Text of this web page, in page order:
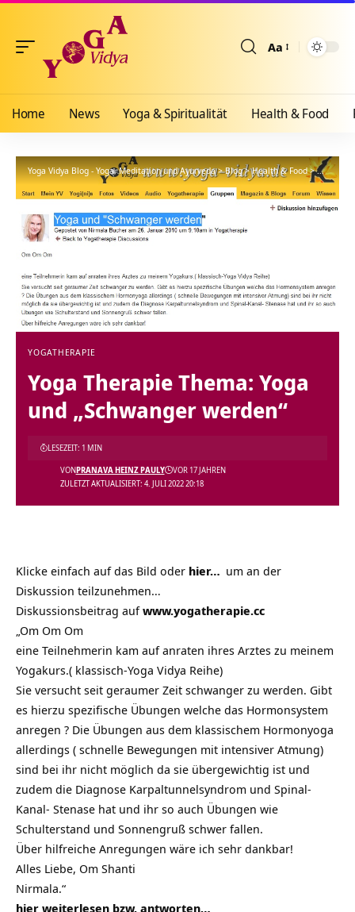
Aa
Home News Yoga & Spiritualität Health & Food
Yoga Vidya Blog - Yoga, Meditation und Ayurveda>Blog>Health & Food>
YOGATHERAPIE
Yoga Therapie Thema: Yoga
und „Schwanger werden“
ZULETZT AKTUALISIERT: 4. JULI 2022 20:18
VONPRANAVA HEINZ PAULY VOR 17 JAHREN
LESEZEIT: 1 MIN
Klicke einfach auf das Bild oder hier… um an der
Diskussion teilzunehmen…
Diskussionsbeitrag aufwww.yogatherapie.cc
„Om Om Om
eine Teilnehmerin kam auf anraten ihres Arztes zu meinem
Yogakurs.( klassisch-Yoga Vidya Reihe)
Sie versucht seit geraumer Zeit schwanger zu werden. Gibt
es hierzu spezifische Übungen welche das Hormonsystem
anregen ? Die Übungen aus dem klassischem Hormonyoga
allerdings ( schnelle Bewegungen mit intensiver Atmung)
sind bei ihr nicht möglich da sie übergewichtig ist und
zudem die Diagnose Karpaltunnelsyndrom und Spinal-
Kanal- Stenase hat und ihr so auch Übungen wie
Schulterstand und Sonnengruß schwer fallen.
Über hilfreiche Anregungen wäre ich sehr dankbar!
Alles Liebe, Om Shanti
Nirmala.“
hier weiterlesen bzw. antworten…